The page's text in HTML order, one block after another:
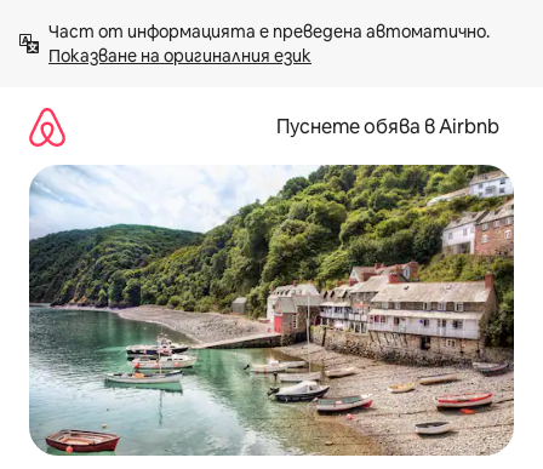
към
съдържанието
Показване на оригиналния език
Пуснете обява в Airbnb